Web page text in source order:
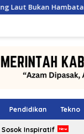
Justru Perkuat
Pendidikan Tekno
Sosok Inspiratif